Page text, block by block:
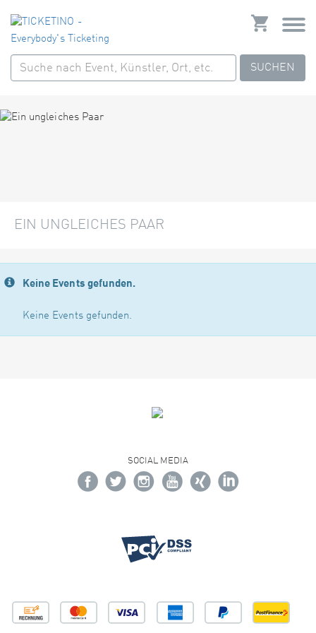
SUCHEN
EIN UNGLEICHES PAAR
Keine Events gefunden.
Keine Events gefunden.
SOCIAL MEDIA